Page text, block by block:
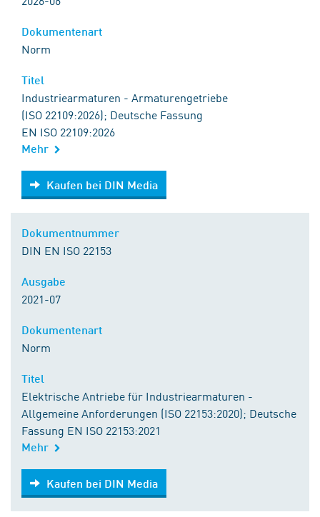
Norm
Industriearmaturen - Armaturengetriebe
(ISO 22109:2026); Deutsche Fassung
EN ISO 22109:2026
Mehr
Kaufen bei DIN Media
Kaufen bei DIN Media
DIN EN ISO 22153
2021-07
Norm
Elektrische Antriebe für Industriearmaturen -
Allgemeine Anforderungen (ISO 22153:2020); Deutsche
Fassung EN ISO 22153:2021
Mehr
Kaufen bei DIN Media
Kaufen bei DIN Media